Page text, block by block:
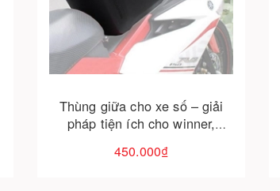
Thùng giữa cho xe số – giải
pháp tiện ích cho winner,
450.000₫
Cho vào giỏ hàng